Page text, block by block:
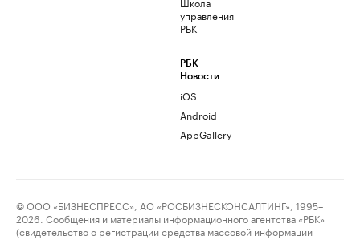
управления
РБК
РБК
Новости
iOS
Android
AppGallery
© ООО «БИЗНЕСПРЕСС», АО «РОСБИЗНЕСКОНСАЛТИНГ», 1995–
2026. Сообщения и материалы информационного агентства «РБК»
(свидетельство о регистрации средства массовой информации